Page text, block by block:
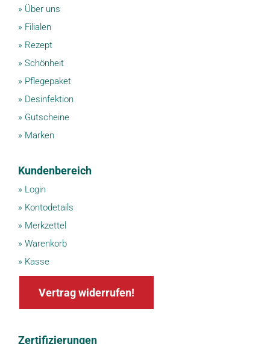
» Über uns
» Filialen
» Rezept
» Schönheit
» Pflegepaket
» Desinfektion
» Gutscheine
» Marken
Kundenbereich
» Login
» Kontodetails
» Merkzettel
» Warenkorb
» Kasse
Vertrag widerrufen!
Zertifizierungen